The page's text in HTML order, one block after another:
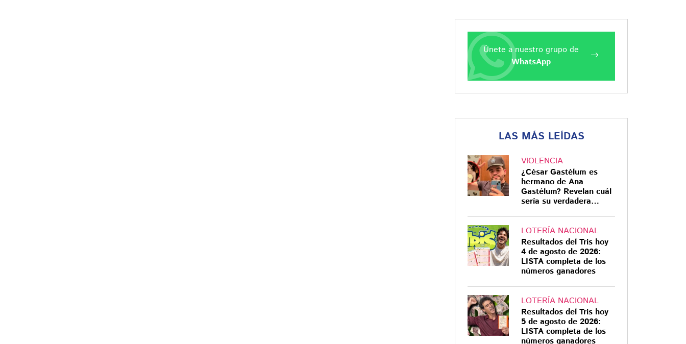
Únete a nuestro grupo de
WhatsApp
LAS MÁS LEÍDAS
VIOLENCIA
¿César Gastélum es
hermano de Ana
Gastélum? Revelan cuál
sería su verdadera
LOTERÍA NACIONAL
Resultados del Tris hoy
4 de agosto de 2026:
LISTA completa de los
números ganadores
LOTERÍA NACIONAL
Resultados del Tris hoy
5 de agosto de 2026:
LISTA completa de los
números ganadores